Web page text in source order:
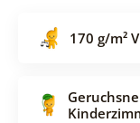
170 g/m²